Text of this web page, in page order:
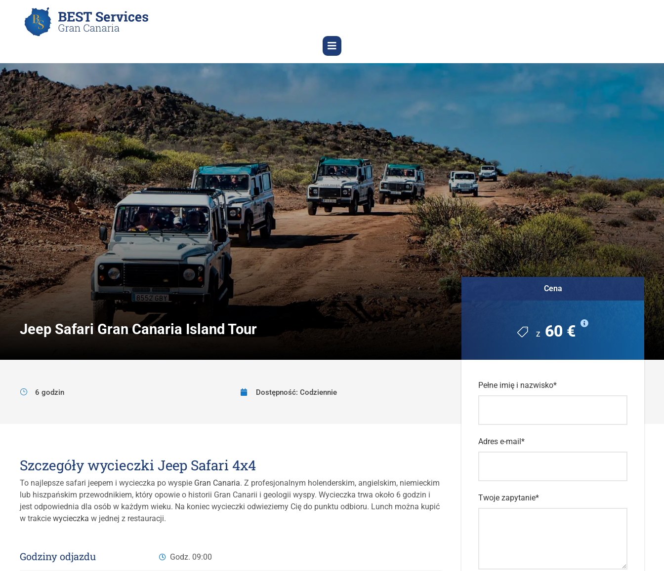
Jeep Safari Gran Canaria Island Tour
Cena
Z 60 €
Pełne imię i nazwisko*
Adres e-mail*
Twoje zapytanie*
6 godzin Dostępność: Codziennie
Szczegóły wycieczki Jeep Safari 4x4
To najlepsze safari jeepem i wycieczka po wyspie Gran Canaria. Z profesjonalnym holenderskim, angielskim, niemieckim
lub hiszpańskim przewodnikiem, który opowie o historii Gran Canarii i geologii wyspy. Wycieczka trwa około 6 godzin i
jest odpowiednia dla osób w każdym wieku. Na koniec wycieczki odwieziemy Cię do punktu odbioru. Lunch można kupić
w trakcie wycieczka w jednej z restauracji.
Godziny odjazdu Godz. 09:00